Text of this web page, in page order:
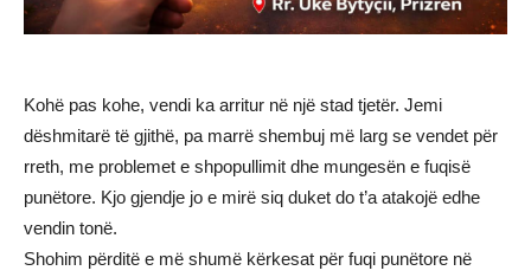
Kohë pas kohe, vendi ka arritur në një stad tjetër. Jemi
dëshmitarë të gjithë, pa marrë shembuj më larg se vendet për
rreth, me problemet e shpopullimit dhe mungesën e fuqisë
punëtore. Kjo gjendje jo e mirë siq duket do t’a atakojë edhe
vendin tonë.
Shohim përditë e më shumë kërkesat për fuqi punëtore në